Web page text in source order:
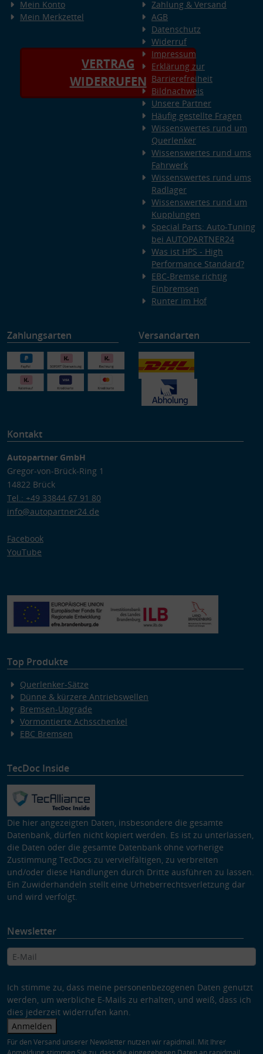
Mein Konto
Mein Merkzettel
VERTRAG
WIDERRUFEN
Zahlung & Versand
AGB
Datenschutz
Widerruf
Impressum
Erklärung zur
Barrierefreiheit
Bildnachweis
Unsere Partner
Häufig gestellte Fragen
Wissenswertes rund um
Querlenker
Wissenswertes rund ums
Fahrwerk
Wissenswertes rund ums
Radlager
Wissenswertes rund um
Kupplungen
Special Parts: Auto-Tuning
bei AUTOPARTNER24
Was ist HPS - High
Performance Standard?
EBC-Bremse richtig
Einbremsen
Runter im Hof
Zahlungsarten Versandarten
Kontakt
Autopartner GmbH
Gregor-von-Brück-Ring 1
14822 Brück
Tel.: +49 33844 67 91 80
info@autopartner24.de
Facebook
YouTube
Top Produkte
Querlenker-Sätze
Dünne & kürzere Antriebswellen
Bremsen-Upgrade
Vormontierte Achsschenkel
EBC Bremsen
TecDoc Inside
Die hier angezeigten Daten, insbesondere die gesamte
Datenbank, dürfen nicht kopiert werden. Es ist zu unterlassen,
die Daten oder die gesamte Datenbank ohne vorherige
Zustimmung TecDocs zu vervielfältigen, zu verbreiten
und/oder diese Handlungen durch Dritte ausführen zu lassen.
Ein Zuwiderhandeln stellt eine Urheberrechtsverletzung dar
und wird verfolgt.
Newsletter
Ich stimme zu, dass meine personenbezogenen Daten genutzt
werden, um werbliche E-Mails zu erhalten, und weiß, dass ich
dies jederzeit widerrufen kann.
Anmelden
Für den Versand unserer Newsletter nutzen wir rapidmail. Mit Ihrer